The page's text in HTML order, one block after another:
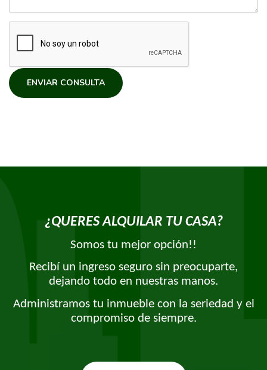
ENVIAR CONSULTA
¿QUERES ALQUILAR TU CASA?
Somos tu mejor opción!!
Recibí un ingreso seguro sin preocuparte,
dejando todo en nuestras manos.
Administramos tu inmueble con la seriedad y el
compromiso de siempre.